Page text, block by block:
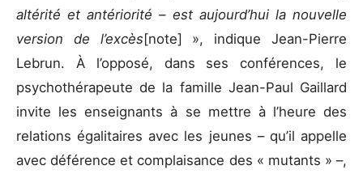
altérité et antériorité – est aujourd’hui la nouvelle
version de l’excès[note] », indique Jean-Pierre
Lebrun. À l’opposé, dans ses conférences, le
psychothérapeute de la famille Jean-Paul Gaillard
invite les enseignants à se mettre à l’heure des
relations égalitaires avec les jeunes – qu’il appelle
avec déférence et complaisance des « mutants » –,